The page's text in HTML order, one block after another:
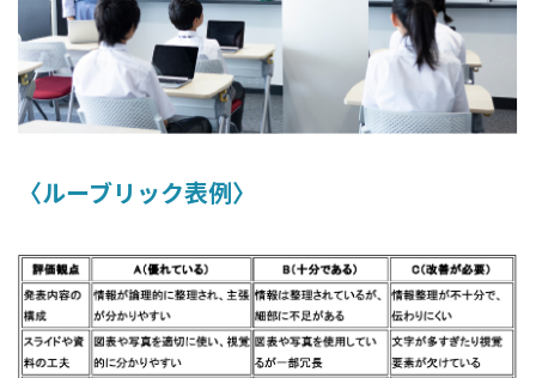
〈ルーブリック表例〉